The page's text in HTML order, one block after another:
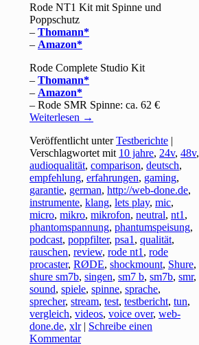
Rode NT1 Kit mit Spinne und
Poppschutz
–Thomann
– Amazon
Rode Complete Studio Kit
–Thomann
– Amazon
– Rode SMR Spinne: ca. 62 €
Weiterlesen →
Veröffentlicht unter Testberichte |
Verschlagwortet mit 10 jahre, 24v,48v,
audioqualität,comparison,deutsch,
empfehlung,erfahrungen, gaming,
garantie, german,http://web-done.de,
instrumente,klang,lets play,mic,
micro,mikro,mikrofon,neutral,nt1 ,
phantomspannung,phantumspeisung,
podcast,poppfilter,psa1 ,qualität,
rauschen,review,rode nt1 ,rode
procaster,RØDE,shockmount, Shure,
shure sm7b,singen,sm7 b,sm7b,smr,
sound,spiele,spinne,sprache,
sprecher,stream,test,testbericht,tun,
vergleich,videos,voice over,web-
done.de,xlr | Schreibe einen
Kommentar